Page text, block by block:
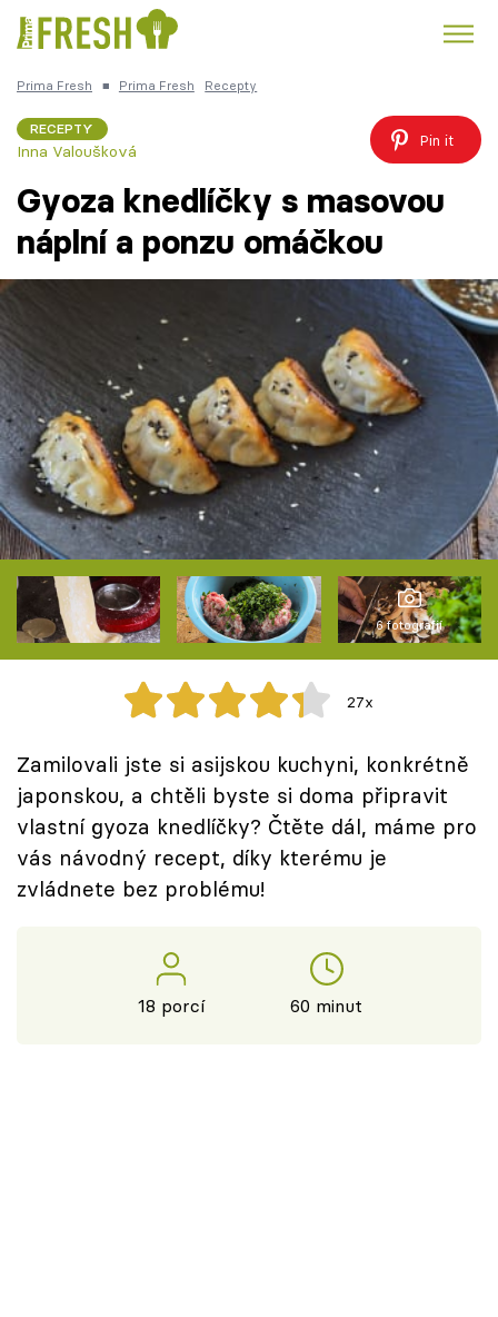
Česká kuchyně
Články
TV Program
Škola vaření
Recepty z TV
Speciál: Cuketa
Těhotnej kuchař
Přihlášení
Sledujte nás
Prima Fresh ■ Prima Fresh Recepty
RECEPTY
Inna Valoušková
Pin it
Gyoza knedlíčky s masovou
náplní a ponzu omáčkou
6 fotografií
27x
Zamilovali jste si asijskou kuchyni, konkrétně
japonskou, a chtěli byste si doma připravit
vlastní gyoza knedlíčky? Čtěte dál, máme pro
vás návodný recept, díky kterému je
zvládnete bez problému!
18 porcí 60 minut